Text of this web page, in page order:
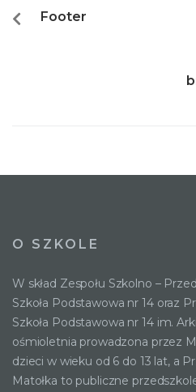
Footer
O SZKOLE
W skład Zespołu Szkolno –
Szkoła Podstawowa nr 14 oraz
Szkoła Podstawowa nr 14 im.
ośmioletnia prowadzona przez
dzieci w wieku od 6 do 13 lat, a
Matołka to publiczne